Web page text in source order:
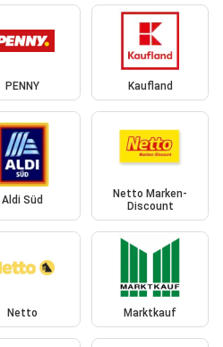
PENNY Kaufland
Aldi Süd
Netto Marken-
Discount
Netto Marktkauf